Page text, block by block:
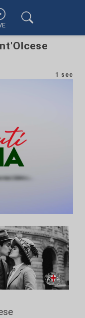
1 sec